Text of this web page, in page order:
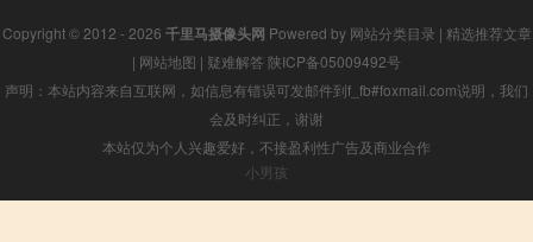
Copyright © 2012 - 2026 千里马摄像头网 Powered by 网站分类目录 | 精选推荐文章
| 网站地图 | 疑难解答 陕ICP备05009492号
声明：本站内容来自互联网，如信息有错误可发邮件到f_fb#foxmail.com说明，我们
会及时纠正，谢谢
本站仅为个人兴趣爱好，不接盈利性广告及商业合作
小男孩